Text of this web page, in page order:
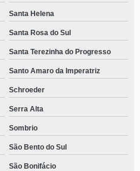
Santa Helena
Santa Rosa do Sul
Santa Terezinha do Progresso
Santo Amaro da Imperatriz
Schroeder
Serra Alta
Sombrio
São Bento do Sul
São Bonifácio